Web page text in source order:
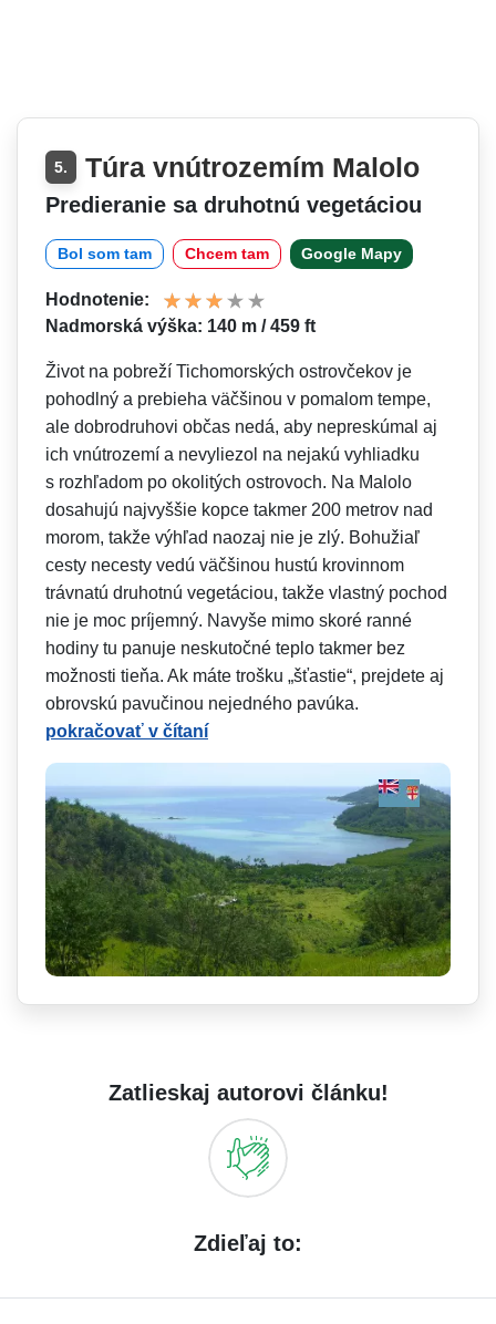
5. Túra vnútrozemím Malolo
Predieranie sa druhotnú vegetáciou
Bol som tam Chcem tam Google Mapy
Hodnotenie:
Nadmorská výška: 140 m / 459 ft
Život na pobreží Tichomorských ostrovčekov je
pohodlný a prebieha väčšinou v pomalom tempe,
ale dobrodruhovi občas nedá, aby nepreskúmal aj
ich vnútrozemí a nevyliezol na nejakú vyhliadku
s rozhľadom po okolitých ostrovoch. Na Malolo
dosahujú najvyššie kopce takmer 200 metrov nad
morom, takže výhľad naozaj nie je zlý. Bohužiaľ
cesty necesty vedú väčšinou hustú krovinnom
trávnatú druhotnú vegetáciou, takže vlastný pochod
nie je moc príjemný. Navyše mimo skoré ranné
hodiny tu panuje neskutočné teplo takmer bez
možnosti tieňa. Ak máte trošku „šťastie“, prejdete aj
obrovskú pavučinou nejedného pavúka.
pokračovať v čítaní
Zatlieskaj autorovi článku!
Zdieľaj to: